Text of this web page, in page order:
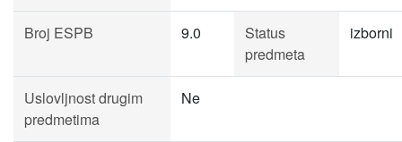
Broj ESPB 9.0
Status
predmeta
izborni
Uslovljnost drugim
predmetima
Ne